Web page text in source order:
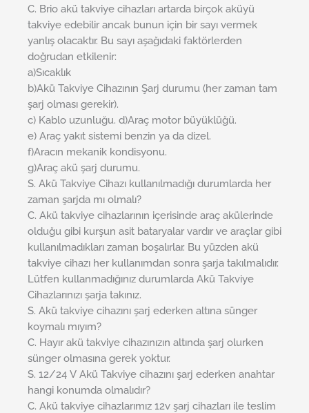
C. Brio akü takviye cihazları artarda birçok aküyü
takviye edebilir ancak bunun için bir sayı vermek
yanlış olacaktır. Bu sayı aşağıdaki faktörlerden
doğrudan etkilenir:
a)Sıcaklık
b)Akü Takviye Cihazının Şarj durumu (her zaman tam
şarj olması gerekir).
c) Kablo uzunluğu. d)Araç motor büyüklüğü.
e) Araç yakıt sistemi benzin ya da dizel.
f)Aracın mekanik kondisyonu.
g)Araç akü şarj durumu.
S. Akü Takviye Cihazı kullanılmadığı durumlarda her
zaman şarjda mı olmalı?
C. Akü takviye cihazlarının içerisinde araç akülerinde
olduğu gibi kurşun asit bataryalar vardır ve araçlar gibi
kullanılmadıkları zaman boşalırlar. Bu yüzden akü
takviye cihazı her kullanımdan sonra şarja takılmalıdır.
Lütfen kullanmadığınız durumlarda Akü Takviye
Cihazlarınızı şarja takınız.
S. Akü takviye cihazını şarj ederken altına sünger
koymalı mıyım?
C. Hayır akü takviye cihazınızın altında şarj olurken
sünger olmasına gerek yoktur.
S. 12/24 V Akü Takviye cihazını şarj ederken anahtar
hangi konumda olmalıdır?
C. Akü takviye cihazlarımız 12v şarj cihazları ile teslim